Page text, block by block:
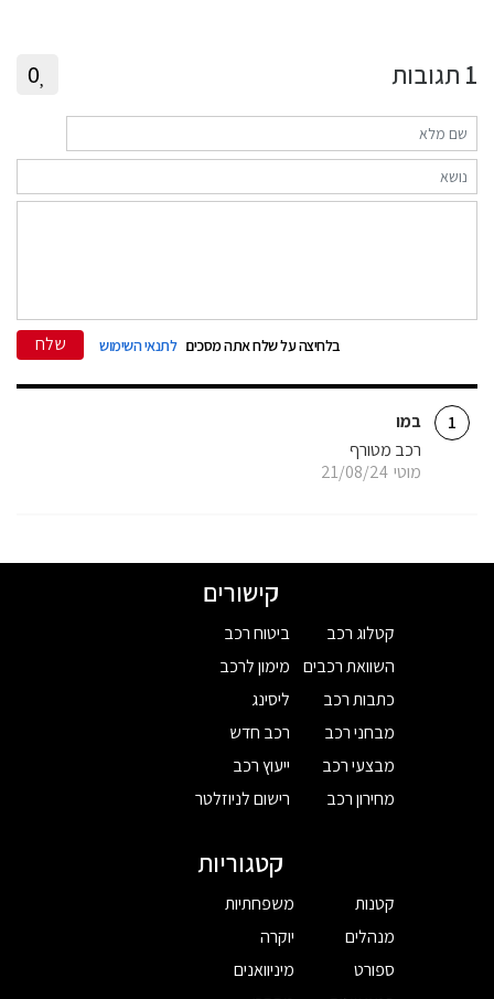
1 תגובות 0
בלחיצה על שלח אתה מסכים לתנאי השימוש שלח
1 במו
מוטי 21/08/24
רכב מטורף
קישורים
קטלוג רכב
השוואת רכבים
כתבות רכב
מבחני רכב
מבצעי רכב
מחירון רכב
ביטוח רכב
מימון לרכב
ליסינג
רכב חדש
ייעוץ רכב
רישום לניוזלטר
קטגוריות
קטנות
מנהלים
ספורט
משפחתיות
יוקרה
מיניוואנים